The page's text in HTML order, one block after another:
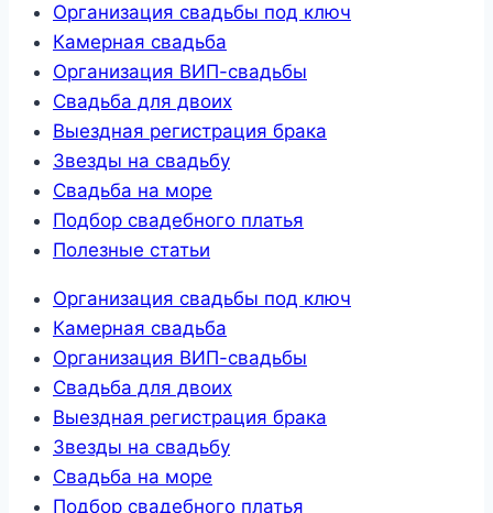
Организация свадьбы под ключ
Камерная свадьба
Организация ВИП-свадьбы
Свадьба для двоих
Выездная регистрация брака
Звезды на свадьбу
Свадьба на море
Подбор свадебного платья
Полезные статьи
Организация свадьбы под ключ
Камерная свадьба
Организация ВИП-свадьбы
Свадьба для двоих
Выездная регистрация брака
Звезды на свадьбу
Свадьба на море
Подбор свадебного платья